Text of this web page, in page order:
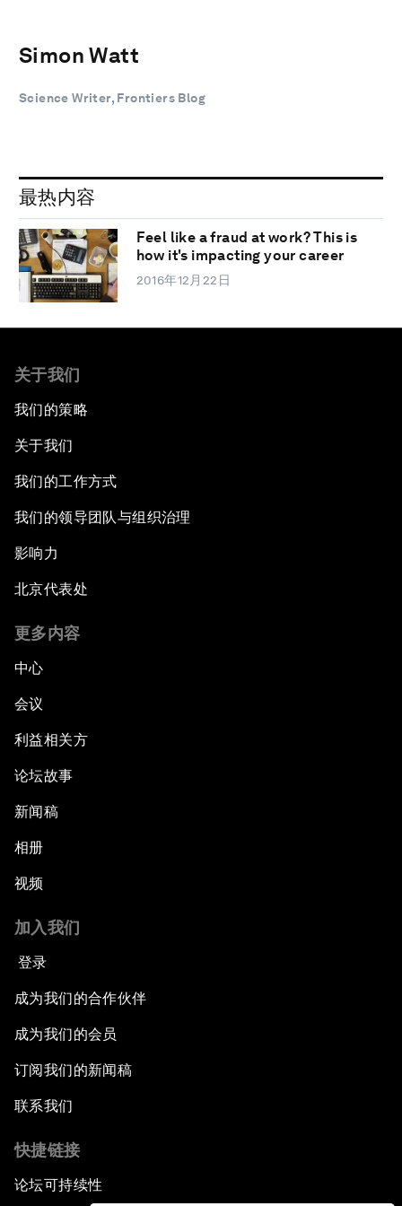
Simon Watt
Science Writer, Frontiers Blog
最热内容
Feel like a fraud at work? This is
how it's impacting your career
2016年12月22日
关于我们
我们的策略
关于我们
我们的工作方式
我们的领导团队与组织治理
影响力
北京代表处
更多内容
中心
会议
利益相关方
论坛故事
新闻稿
相册
视频
加入我们
登录
成为我们的合作伙伴
成为我们的会员
订阅我们的新闻稿
联系我们
快捷链接
论坛可持续性